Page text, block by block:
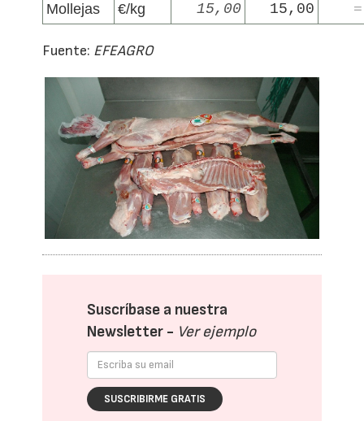
Mollejas
€/kg 15,00 15,00 =
Fuente: EFEAGRO
Suscríbase a nuestra
Newsletter - Ver ejemplo
SUSCRIBIRME GRATIS